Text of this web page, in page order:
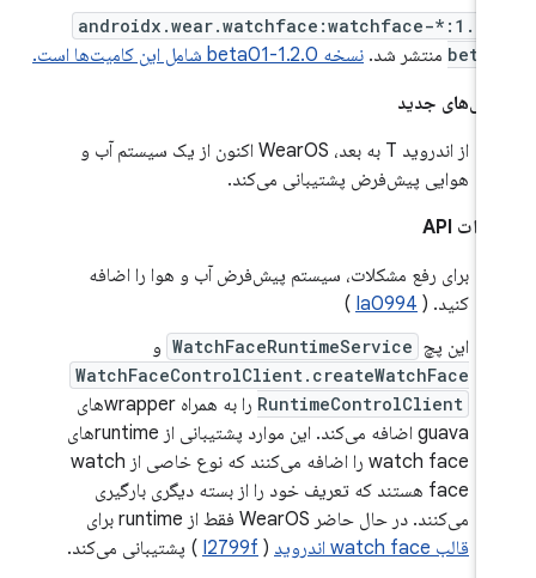
androidx.wear.watchface:watchface-
منتشر شد. نسخه 1.2.0-beta01 شامل این کامیت‌ها است.
جدید
از اندروید T به بعد، WearOS اکنون از یک سیستم آب و
هوایی پیش‌فرض پشتیبانی می‌کند.
برای رفع مشکلات، سیستم پیش‌فرض آب و هوا را اضافه
کنید. (Ia0994
)
این پچ WatchFaceRuntimeService و
WatchFaceControlClient.createWatchFace
RuntimeControlClient
را به همراه wrapperهای
guava اضافه می‌کند. این موارد پشتیبانی از runtimeهای
watch face را اضافه می‌کنند که نوع خاصی از watch
face هستند که تعریف خود را از بسته دیگری بارگیری
می‌کنند. در حال حاضر WearOS فقط از runtime برای
(
I2799f) پشتیبانی می‌کند.